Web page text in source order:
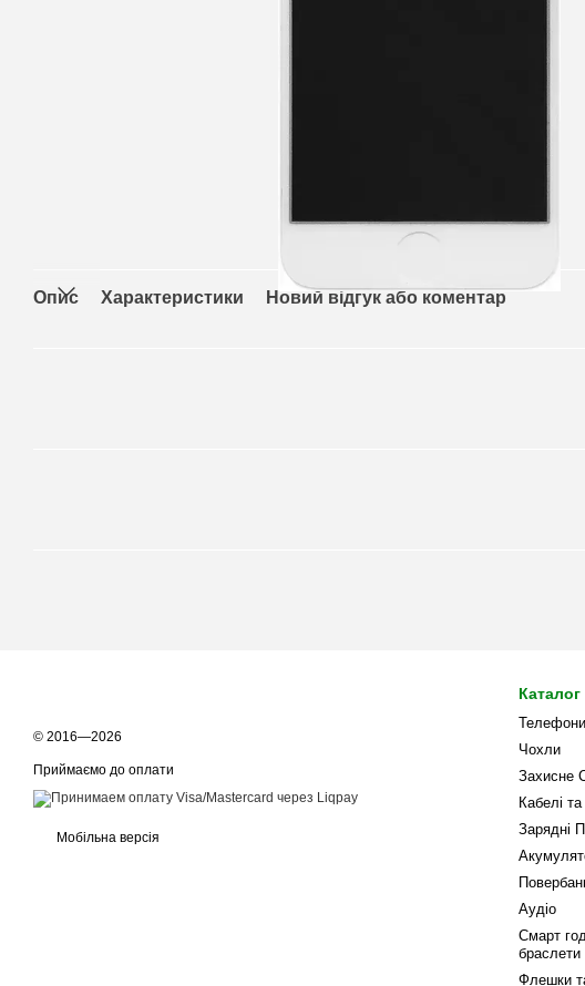
Опис Характеристики Новий відгук або коментар
© 2016—2026
Приймаємо до оплати
Мобільна версія
Каталог
Чохли
Захисне
Кабелі
Зарядні
Аудіо
Смарт
браслети
Флешки